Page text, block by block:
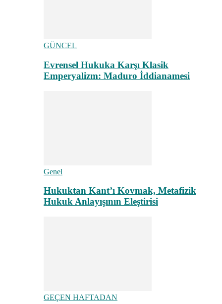
GÜNCEL
Evrensel Hukuka Karşı Klasik
Emperyalizm: Maduro İddianamesi
Genel
Hukuktan Kant’ı Kovmak, Metafizik
Hukuk Anlayışının Eleştirisi
GEÇEN HAFTADAN